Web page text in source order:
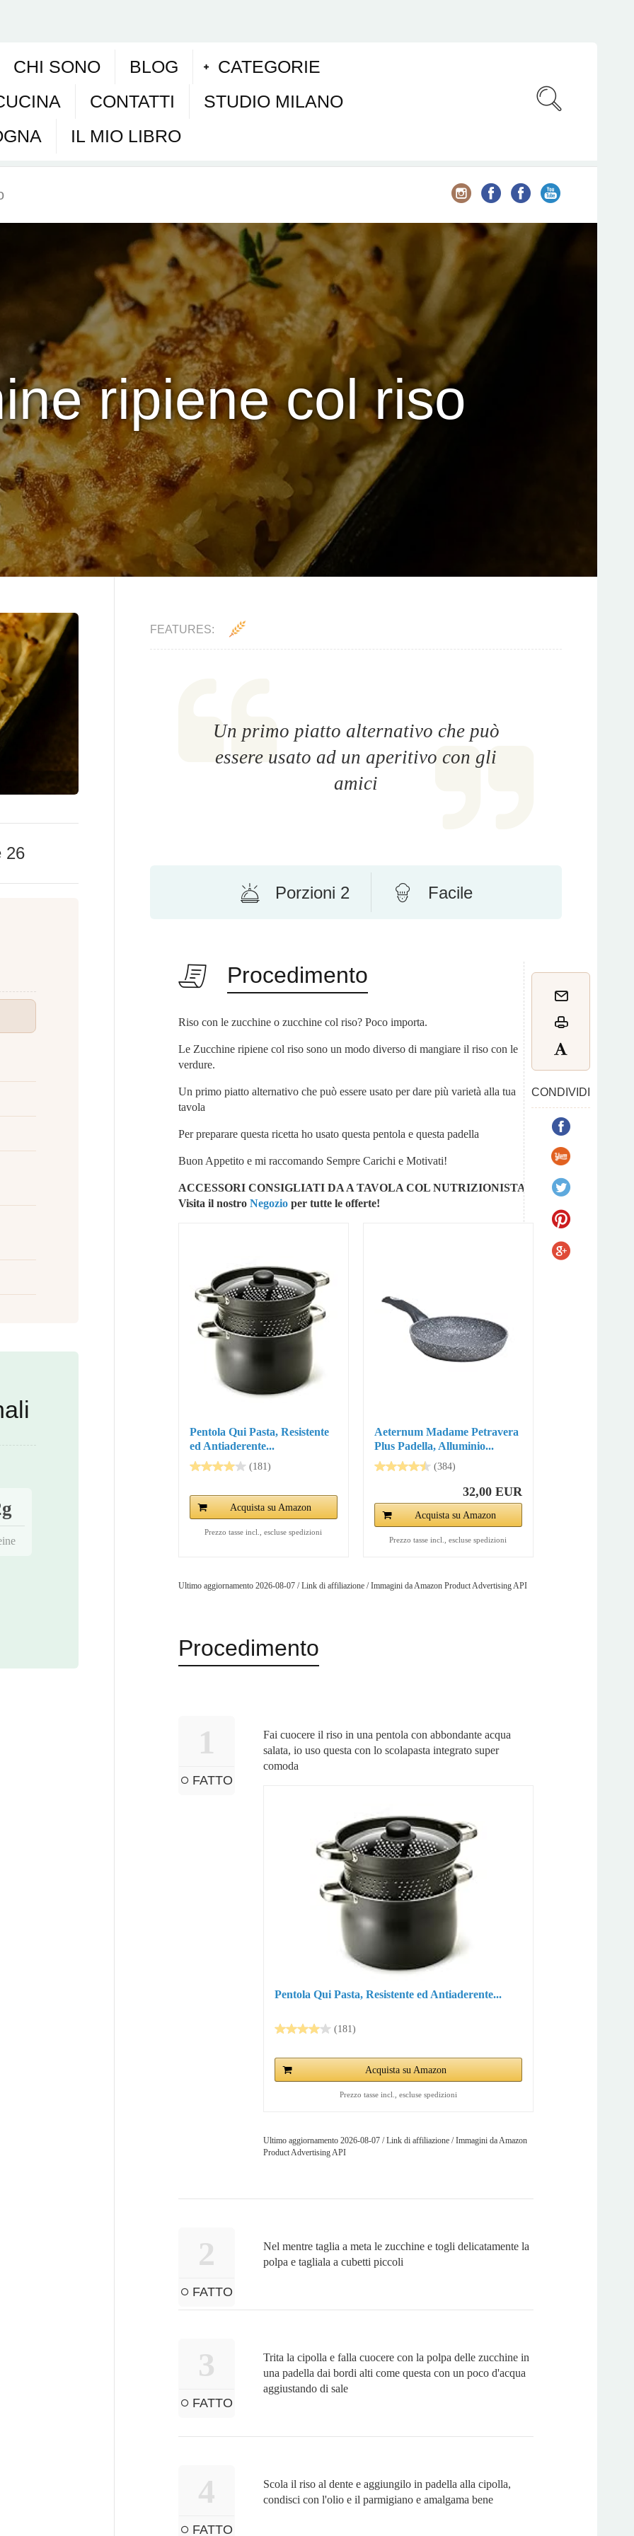
CHI SONO BLOG
CATEGORIE
CONTATTI
STUDIO MILANO
IL MIO LIBRO
ripiene col riso
26
FEATURES:
Un primo piatto alternativo che può
essere usato ad un aperitivo con gli
amici
Porzioni 2 Facile
Procedimento
CONDIVIDI
Riso con le zucchine o zucchine col riso? Poco importa.
Le Zucchine ripiene col riso sono un modo diverso di mangiare il riso con le
verdure.
Un primo piatto alternativo che può essere usato per dare più varietà alla tua
tavola
Per preparare questa ricetta ho usato questa pentola e questa padella
Buon Appetito e mi raccomando Sempre Carichi e Motivati!
ACCESSORI CONSIGLIATI DA A TAVOLA COL NUTRIZIONISTA.
Visita il nostro Negozio per tutte le offerte!
Pentola Qui Pasta, Resistente
ed Antiaderente...
(181)
Acquista su Amazon
Prezzo tasse incl., escluse spedizioni
Aeternum Madame Petravera
Plus Padella, Alluminio...
(384)
32,00 EUR
Acquista su Amazon
Prezzo tasse incl., escluse spedizioni
Ultimo aggiornamento 2026-08-07 / Link di affiliazione / Immagini da Amazon Product Advertising API
Procedimento
1
FATTO
Fai cuocere il riso in una pentola con abbondante acqua
salata, io uso questa con lo scolapasta integrato super
comoda
Pentola Qui Pasta, Resistente ed Antiaderente...
(181)
Acquista su Amazon
Prezzo tasse incl., escluse spedizioni
Ultimo aggiornamento 2026-08-07 / Link di affiliazione / Immagini da Amazon
Product Advertising API
2
FATTO
Nel mentre taglia a meta le zucchine e togli delicatamente la
polpa e tagliala a cubetti piccoli
3
FATTO
Trita la cipolla e falla cuocere con la polpa delle zucchine in
una padella dai bordi alti come questa con un poco d'acqua
aggiustando di sale
4
FATTO
Scola il riso al dente e aggiungilo in padella alla cipolla,
condisci con l'olio e il parmigiano e amalgama bene